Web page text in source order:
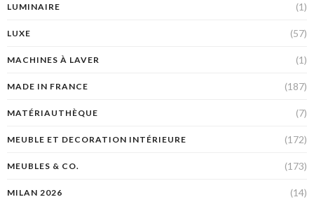
LUMINAIRE (1)
LUXE (57)
MACHINES À LAVER (1)
MADE IN FRANCE (187)
MATÉRIAUTHÈQUE (7)
MEUBLE ET DECORATION INTÉRIEURE (172)
MEUBLES & CO. (173)
MILAN 2026 (14)